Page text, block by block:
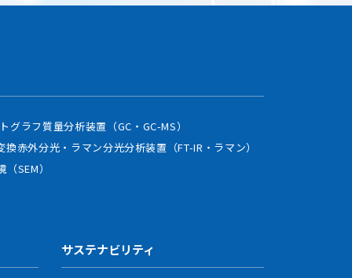
グラフ質量分析装置（GC・GC-MS）
換赤外分光・ラマン分光分析装置（FT-IR・ラマン）
SEM）
サステナビリティ